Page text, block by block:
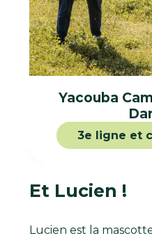
Yacouba
3e ligne et
Et Lucien !
Lucien est la